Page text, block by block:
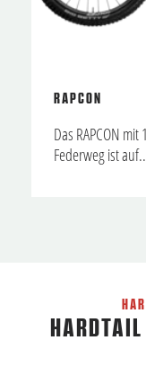
RAPCON
Das RAPCON
Federweg ist